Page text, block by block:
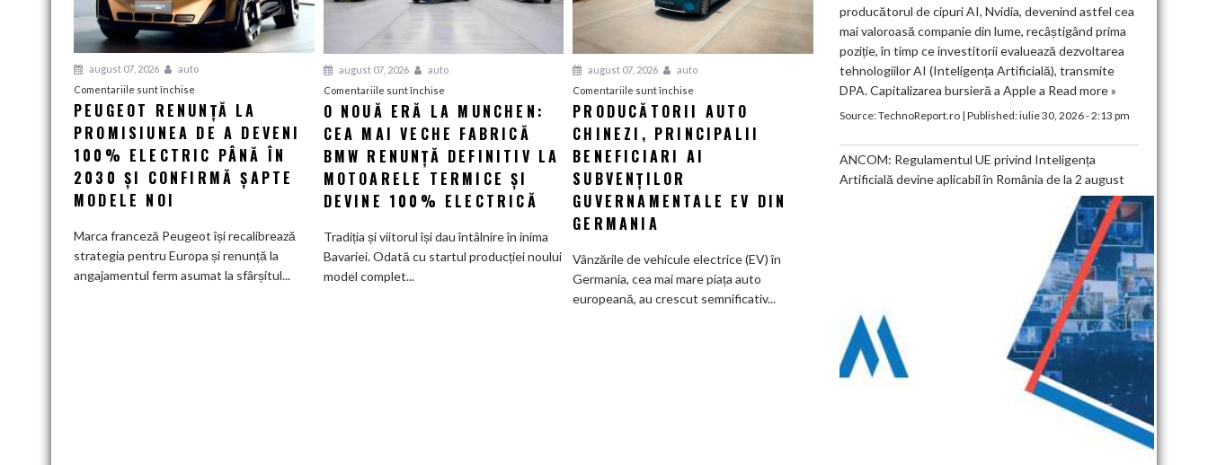
august 07, 2026
auto
Comentariile sunt închise
Peugeot
renunță
la
promisiunea
de
electric
PEUGEOT RENUNȚĂ LA
PROMISIUNEA DE A DEVENI
100% ELECTRIC PÂNĂ ÎN
2030 ȘI CONFIRMĂ ȘAPTE
MODELE NOI
Marca franceză Peugeot își recalibrează
strategia pentru Europa și renunță la
angajamentul ferm asumat la sfârșitul...
august 07, 2026
auto
Comentariile sunt închisepentru
O
nouă
eră
Munchen:
Cea
fabrică
O NOUĂ ERĂ LA MUNCHEN:
CEA MAI VECHE FABRICĂ
BMW RENUNȚĂ DEFINITIV LA
MOTOARELE TERMICE ȘI
DEVINE 100% ELECTRICĂ
Tradiția și viitorul își dau întâlnire în inima
Bavariei. Odată cu startul producției noului
model complet...
august 07, 2026
auto
Comentariile sunt închise
Producătorii
auto
chinezi,
ai
EV
din
Germania
PRODUCĂTORII AUTO
CHINEZI, PRINCIPALII
BENEFICIARI AI
SUBVENȚILOR
GUVERNAMENTALE EV DIN
GERMANIA
Vânzările de vehicule electrice (EV) în
Germania, cea mai mare piața auto
europeană, au crescut semnificativ...
producătorul de cipuri AI, Nvidia, devenind astfel cea
mai valoroasă companie din lume, recâștigând prima
poziție, în timp ce investitorii evaluează dezvoltarea
tehnologiilor AI (Inteligența Artificială), transmite
DPA. Capitalizarea bursieră a Apple a Read more »
Source:TechnoReport.ro| Published:iulie 30, 2026 - 2:13 pm
ANCOM: Regulamentul UE privind Inteligența
Artificială devine aplicabil în România de la 2 august